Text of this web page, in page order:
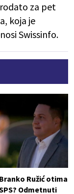
za pet
koja je
Swissinfo.
Branko Ružić otima
Odmetnuti